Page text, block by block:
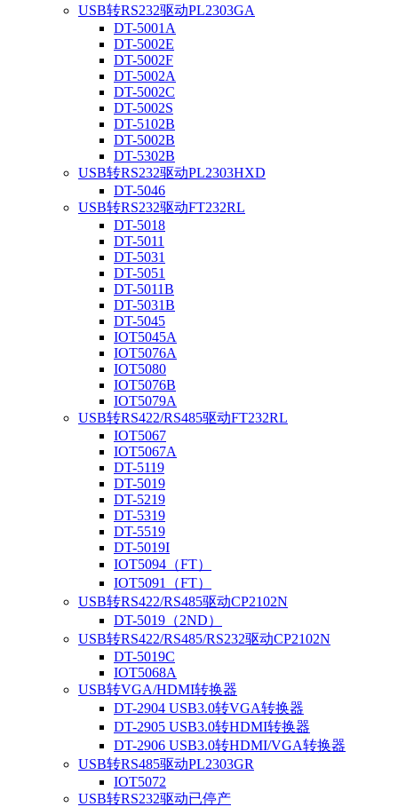
USB转RS232驱动PL2303GA
DT-5001A
DT-5002E
DT-5002F
DT-5002A
DT-5002C
DT-5002S
DT-5102B
DT-5002B
DT-5302B
USB转RS232驱动PL2303HXD
DT-5046
USB转RS232驱动FT232RL
DT-5018
DT-5011
DT-5031
DT-5051
DT-5011B
DT-5031B
DT-5045
IOT5045A
IOT5076A
IOT5080
IOT5076B
IOT5079A
USB转RS422/RS485驱动FT232RL
IOT5067
IOT5067A
DT-5119
DT-5019
DT-5219
DT-5319
DT-5519
DT-5019I
IOT5094（FT）
IOT5091（FT）
USB转RS422/RS485驱动CP2102N
DT-5019（2ND）
USB转RS422/RS485/RS232驱动CP2102N
DT-5019C
IOT5068A
USB转VGA/HDMI转换器
DT-2904 USB3.0转VGA转换器
DT-2905 USB3.0转HDMI转换器
DT-2906 USB3.0转HDMI/VGA转换器
USB转RS485驱动PL2303GR
IOT5072
USB转RS232驱动已停产